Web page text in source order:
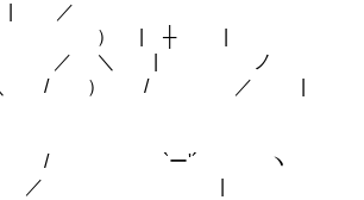
／
） | ┼ |
＼ | ノ
/ ） / ／ |
/ `ー'´ ヽ
／ |